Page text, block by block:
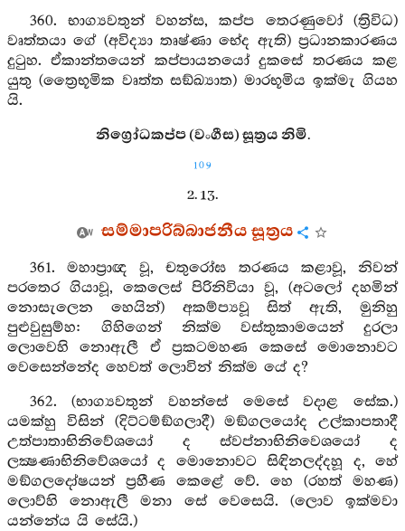
360. භාග්‍යවතුන් වහන්ස, කප්ප තෙරණුවෝ (ත්‍රිවිධ)
වෘත්තයා ගේ (අවිද්‍යා තෘෂ්ණා භේද ඇති) ප්‍රධානකාරණය
දුටුහ. ඒකාන්තයෙන් කප්පායනයෝ දුකසේ තරණය කළ
යුතු (ත්‍රෛභූමික වෘත්ත සඞ්ඛ්‍යාත) මාරභූමිය ඉක්මැ ගියහ
යි.
නිග්‍රෝධකප්ප (වංගීස) සූත්‍රය නිමි.
109
2. 13.
සම්මාපරිබ්බාජනීය සූත්‍රය
361. මහාප්‍රාඥ වූ, චතුරෝඝ තරණය කළාවූ, නිවන්
පරතෙර ගියාවූ, කෙලෙස් පිරිනිවියා වූ, (අටලෝ දහමින්
නොසැලෙන හෙයින්) අකම්ප්‍යවූ සිත් ඇති, මුනිහු
පුළුවුසුම්හ: ගිහිගෙන් නික්ම වස්තුකාමයෙන් දුරලා
ලොවෙහි නොඇලී ඒ ප්‍රකටමහණ කෙසේ මොනොවට
වෙසෙන්නේද හෙවත් ලොවින් නික්ම යේ ද?
362. (භාග්‍යවතුන් වහන්සේ මෙසේ වදාළ සේක.)
යමක්හු විසින් (දිට්ටම්ඞ්ගලාදී) මඞ්ගලයෝද උල්කාපතාදී
උත්පාතාභිනිවේශයෝ ද ස්වප්නාභිනිවෙශයෝ ද
ලක්‍ෂණාභිනිවේශයෝ ද මොනොවට සිඳිනලද්දහූ ද, හේ
මඞ්ගලදෝෂයන් ප්‍රහීණ කෙළේ වේ. හෙ (රහත් මහණ)
ලොව්හි නොඇලී මනා සේ වෙසෙයි. (ලොව ඉක්මවා
යන්නේය යි සේයි.)